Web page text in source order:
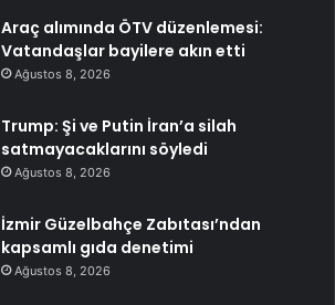
Araç alımında ÖTV düzenlemesi:
Vatandaşlar bayilere akın etti
Ağustos 8, 2026
Trump: Şi ve Putin İran’a silah
satmayacaklarını söyledi
Ağustos 8, 2026
İzmir Güzelbahçe Zabıtası’ndan
kapsamlı gıda denetimi
Ağustos 8, 2026